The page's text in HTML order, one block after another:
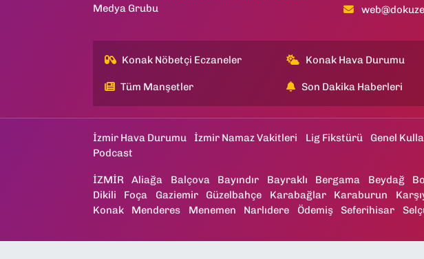
Medya Grubu
Konak Nöbetçi Eczaneler Konak Hava Durumu
Tüm Manşetler Son Dakika Haberleri
İzmir Hava Durumu İzmir Namaz Vakitleri Lig Fikstürü Genel
Podcast
İZMİR Aliağa Balçova Bayındır Bayraklı Bergama Beydağ
Dikili
Foça Gaziemir Güzelbahçe Karabağlar Karaburun
Konak
Menderes Menemen Narlıdere Ödemiş Seferihisar